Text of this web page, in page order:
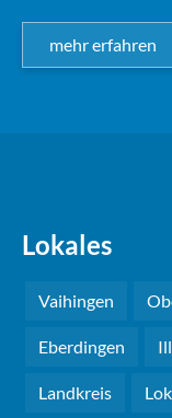
mehr erfahren
Lokales
Vaihingen
Eberdingen
Landkreis